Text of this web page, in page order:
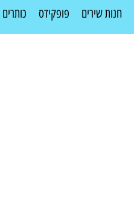
חנות שירים פופקידס כותרים